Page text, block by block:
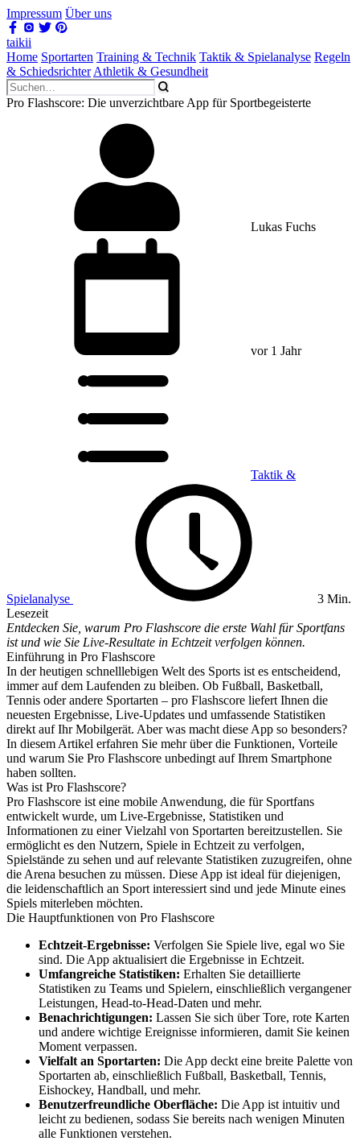
Impressum Über uns
taikii
Home Sportarten Training & Technik Taktik & Spielanalyse Regeln
& Schiedsrichter Athletik & Gesundheit
Pro Flashscore: Die unverzichtbare App für Sportbegeisterte
Lukas Fuchs
vor 1 Jahr
Taktik &
Spielanalyse
3 Min.
Lesezeit
Entdecken Sie, warum Pro Flashscore die erste Wahl für Sportfans
ist und wie Sie Live-Resultate in Echtzeit verfolgen können.
Einführung in Pro Flashscore
In der heutigen schnelllebigen Welt des Sports ist es entscheidend,
immer auf dem Laufenden zu bleiben. Ob Fußball, Basketball,
Tennis oder andere Sportarten – pro Flashscore liefert Ihnen die
neuesten Ergebnisse, Live-Updates und umfassende Statistiken
direkt auf Ihr Mobilgerät. Aber was macht diese App so besonders?
In diesem Artikel erfahren Sie mehr über die Funktionen, Vorteile
und warum Sie Pro Flashscore unbedingt auf Ihrem Smartphone
haben sollten.
Was ist Pro Flashscore?
Pro Flashscore ist eine mobile Anwendung, die für Sportfans
entwickelt wurde, um Live-Ergebnisse, Statistiken und
Informationen zu einer Vielzahl von Sportarten bereitzustellen. Sie
ermöglicht es den Nutzern, Spiele in Echtzeit zu verfolgen,
Spielstände zu sehen und auf relevante Statistiken zuzugreifen, ohne
die Arena besuchen zu müssen. Diese App ist ideal für diejenigen,
die leidenschaftlich an Sport interessiert sind und jede Minute eines
Spiels miterleben möchten.
Die Hauptfunktionen von Pro Flashscore
Echtzeit-Ergebnisse: Verfolgen Sie Spiele live, egal wo Sie
sind. Die App aktualisiert die Ergebnisse in Echtzeit.
Umfangreiche Statistiken: Erhalten Sie detaillierte
Statistiken zu Teams und Spielern, einschließlich vergangener
Leistungen, Head-to-Head-Daten und mehr.
Benachrichtigungen: Lassen Sie sich über Tore, rote Karten
und andere wichtige Ereignisse informieren, damit Sie keinen
Moment verpassen.
Vielfalt an Sportarten: Die App deckt eine breite Palette von
Sportarten ab, einschließlich Fußball, Basketball, Tennis,
Eishockey, Handball, und mehr.
Benutzerfreundliche Oberfläche: Die App ist intuitiv und
leicht zu bedienen, sodass Sie bereits nach wenigen Minuten
alle Funktionen verstehen.